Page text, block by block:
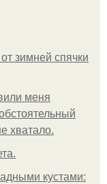
зимней спячки
меня
хватало.
кустами: